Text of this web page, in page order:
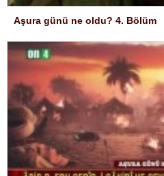
Aşura günü ne oldu? 4. Bölüm